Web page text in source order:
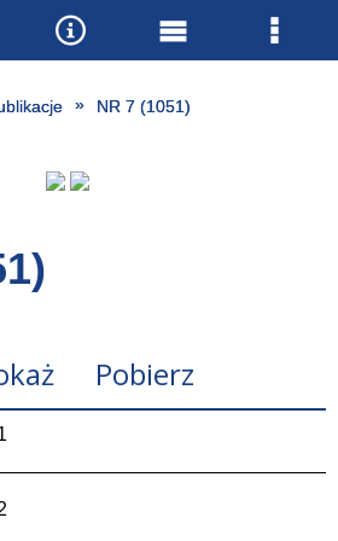
NR 7 (1051)
Pobierz
NarzędziaMenu
główne
Menu